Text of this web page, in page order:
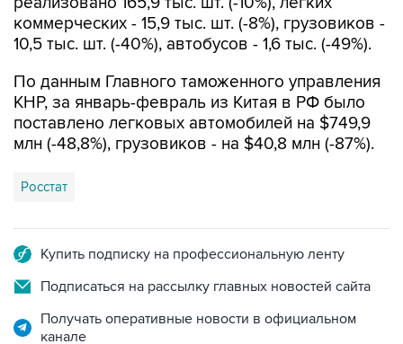
10,5 тыс. шт. (-40%), автобусов - 1,6 тыс. (-49%).
По данным Главного таможенного управления
поставлено легковых автомобилей на $749,9
млн (-48,8%), грузовиков - на $40,8 млн (-87%).
Росстат
Подписаться на рассылку главных новостей сайта
Получать оперативные новости в официальном